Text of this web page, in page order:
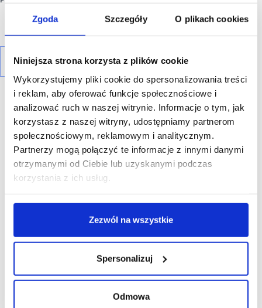
Zgoda Szczegóły O plikach cookies
Niniejsza strona korzysta z plików cookie
Wykorzystujemy pliki cookie do spersonalizowania treści
i reklam, aby oferować funkcje społecznościowe i
analizować ruch w naszej witrynie. Informacje o tym, jak
korzystasz z naszej witryny, udostępniamy partnerom
społecznościowym, reklamowym i analitycznym.
Partnerzy mogą połączyć te informacje z innymi danymi
otrzymanymi od Ciebie lub uzyskanymi podczas
korzystania z ich usług.
Zezwól na wszystkie
Spersonalizuj
Odmowa
R E K L A M A